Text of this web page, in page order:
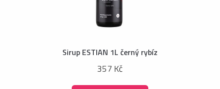
Sirup ESTIAN 1L černý rybíz
357 Kč